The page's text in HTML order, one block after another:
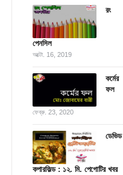
রং
পেনসিল
অক্টো. 16, 2019
কর্মের
ফল
ফেব্রু. 23, 2020
ডেভিড
কপারফিল্ড : ১২. মি. পেগোটির খবর